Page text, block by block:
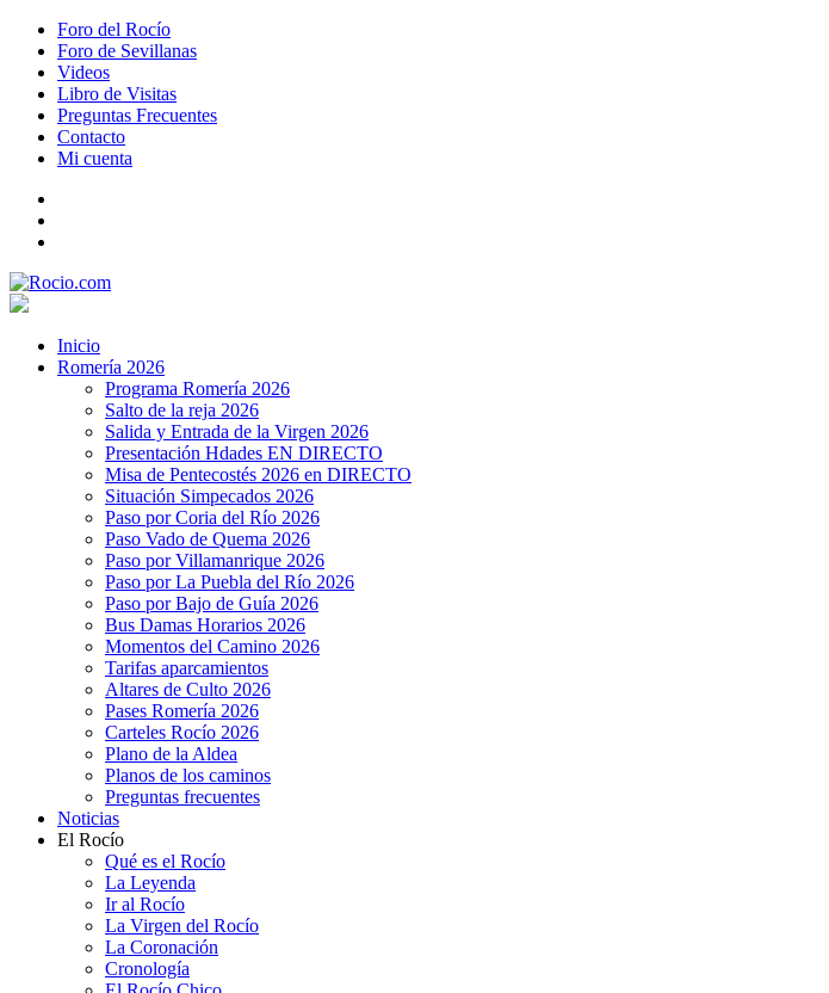
Foro del Rocío
Foro de Sevillanas
Videos
Libro de Visitas
Preguntas Frecuentes
Contacto
Mi cuenta
Inicio
Romería 2026
Programa Romería 2026
Salto de la reja 2026
Salida y Entrada de la Virgen 2026
Presentación Hdades EN DIRECTO
Misa de Pentecostés 2026 en DIRECTO
Situación Simpecados 2026
Paso por Coria del Río 2026
Paso Vado de Quema 2026
Paso por Villamanrique 2026
Paso por La Puebla del Río 2026
Paso por Bajo de Guía 2026
Bus Damas Horarios 2026
Momentos del Camino 2026
Tarifas aparcamientos
Altares de Culto 2026
Pases Romería 2026
Carteles Rocío 2026
Plano de la Aldea
Planos de los caminos
Preguntas frecuentes
Noticias
El Rocío
Qué es el Rocío
La Leyenda
Ir al Rocío
La Virgen del Rocío
La Coronación
Cronología